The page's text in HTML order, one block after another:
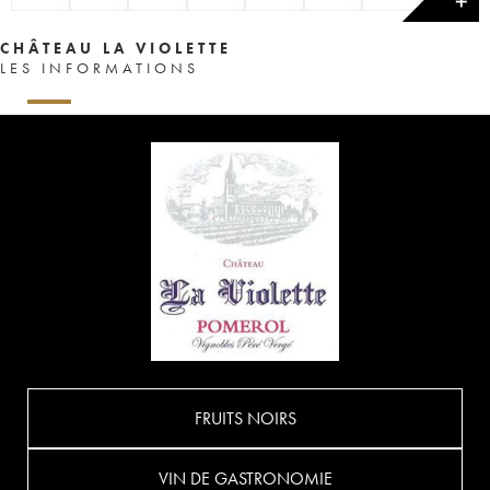
CHÂTEAU LA VIOLETTE
LES INFORMATIONS
FRUITS NOIRS
VIN DE GASTRONOMIE